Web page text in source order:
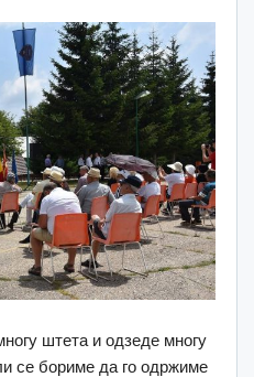
штета и одзеде многу
се бориме да го одржиме